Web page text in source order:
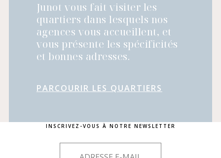
Junot vous fait visiter les
quartiers dans lesquels nos
agences vous accueillent, et
vous présente les spécificités
et bonnes adresses.
PARCOURIR LES QUARTIERS
INSCRIVEZ-VOUS À NOTRE NEWSLETTER